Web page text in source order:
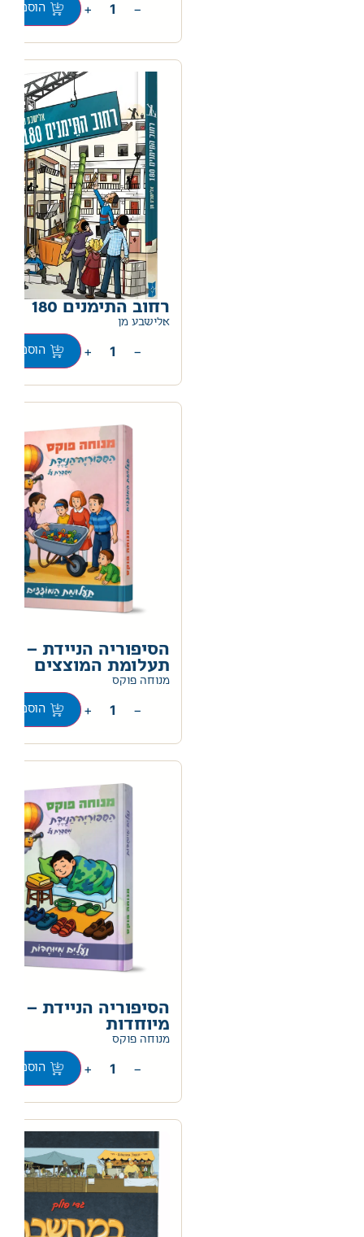
−
+ הוספה
רחוב התימנים 180
אלישבע מן
−
+ הוספה
הסיפוריה הניידת –
תעלומת המוצצים
מנוחה פוקס
−
+ הוספה
הסיפוריה הניידת –
מיוחדות
מנוחה פוקס
−
+ הוספה